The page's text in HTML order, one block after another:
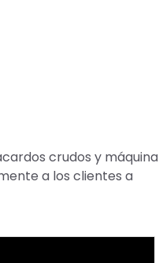
crudos y máquina
a los clientes a